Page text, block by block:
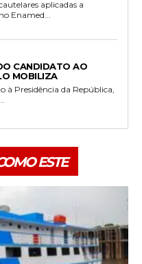
aplicadas a
Enamed...
CANDIDATO AO
MOBILIZA
à Presidência da República,
ESTE